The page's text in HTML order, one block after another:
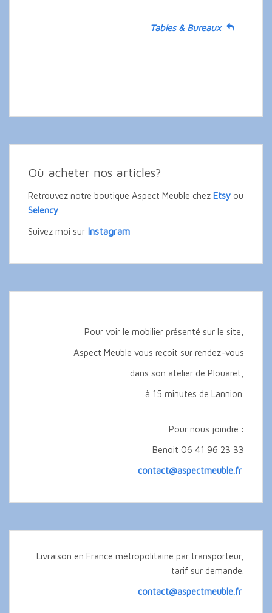
Tables & Bureaux
Où acheter nos articles?
Retrouvez notre boutique Aspect Meuble chez Etsy ou
Selency
Suivez moi sur Instagram
Pour voir le mobilier présenté sur le site,
Aspect Meuble vous reçoit sur rendez-vous
dans son atelier de Plouaret,
à 15 minutes de Lannion.
Pour nous joindre :
Benoit 06 41 96 23 33
contact@aspectmeuble.fr
Livraison en France métropolitaine par transporteur,
tarif sur demande.
contact@aspectmeuble.fr